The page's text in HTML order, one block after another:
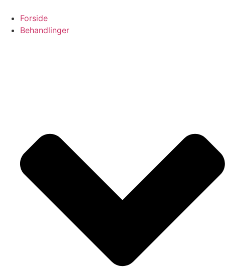
indhold
Forside
Behandlinger